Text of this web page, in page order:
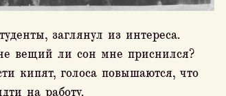
заглянул из интереса.
вещий ли сон мне приснился?
кипят, голоса повышаются, что
на работу.